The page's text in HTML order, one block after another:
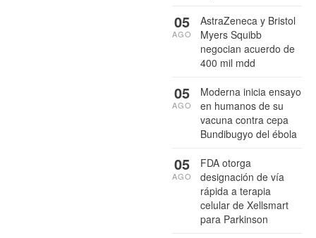
AstraZeneca y Bristol
Myers Squibb
negocian acuerdo de
400 mil mdd
05
AGO
Moderna inicia ensayo
en humanos de su
vacuna contra cepa
Bundibugyo del ébola
05
AGO
FDA otorga
designación de vía
rápida a terapia
celular de Xellsmart
para Parkinson
05
AGO